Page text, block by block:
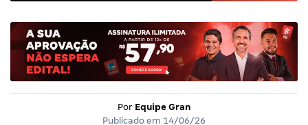
Por Equipe Gran
Publicado em 14/06/26